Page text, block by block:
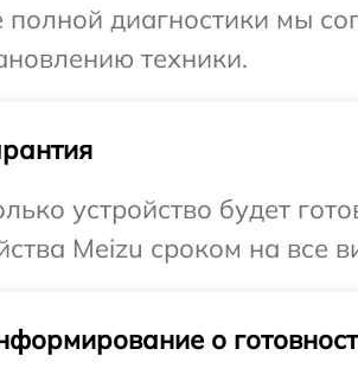
полной диагностики мы
техники.
устройство будет
Meizu сроком на все
о